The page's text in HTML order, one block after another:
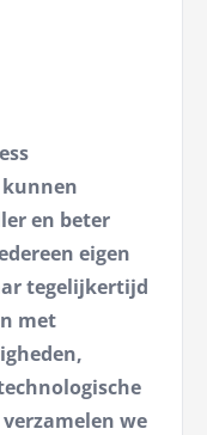
en beter
eigen
tegelijkertijd
met
we